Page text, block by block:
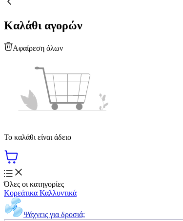
Καλάθι αγορών
Αφαίρεση όλων
Το καλάθι είναι άδειο
Όλες οι κατηγορίες
Κορεάτικα Καλλυντικά
Ψάχνεις για δροσιά;